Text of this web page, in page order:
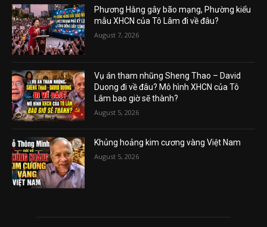
Phương Hằng gây bão mạng, Phường kiểu
mẫu XHCN của Tô Lâm đi về đâu?
August 7, 2026
Vụ án tham nhũng Sheng Thao – David
Duong đi về đâu? Mô hình XHCN của Tô
Lâm bao giờ sẽ thành?
August 5, 2026
Khủng hoảng kim cương vàng Việt Nam
August 5, 2026